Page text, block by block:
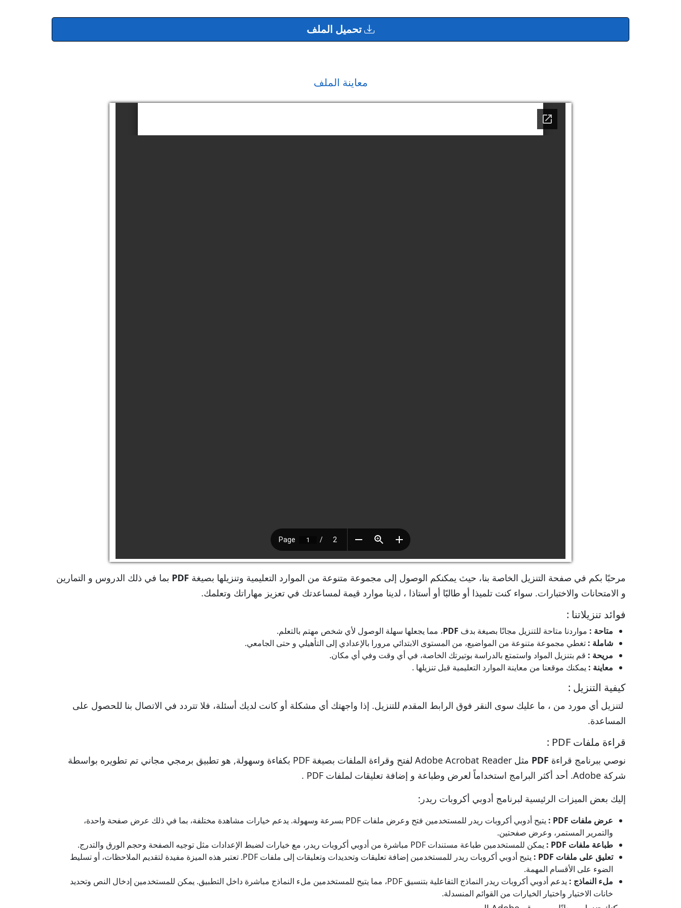
تحميل الملف
معاينة الملف
مرحبًا بكم في صفحة التنزيل الخاصة بنا، حيث يمكنكم الوصول إلى مجموعة متنوعة من الموارد التعليمية وتنزيلها بصيغة PDF بما في ذلك الدروس و التمارين
و الامتحانات والاختبارات. سواء كنت تلميذا أو طالبًا أو أستاذا ، لدينا موارد قيمة لمساعدتك في تعزيز مهاراتك وتعلمك.
فوائد تنزيلاتنا :
متاحة : مواردنا متاحة للتنزيل مجانًا بصيغة بدف PDF، مما يجعلها سهلة الوصول لأي شخص مهتم بالتعلم.
شاملة : تغطي مجموعة متنوعة من المواضيع، من المستوى الابتدائي مرورا بالإعدادي إلى التأهيلي و حتى الجامعي.
مريحة : قم بتنزيل المواد واستمتع بالدراسة بوتيرتك الخاصة، في أي وقت وفي أي مكان.
معاينة : يمكنك موقعنا من معاينة الموارد التعليمية قبل تنزيلها .
كيفية التنزيل :
لتنزيل أي مورد من ، ما عليك سوى النقر فوق الرابط المقدم للتنزيل. إذا واجهتك أي مشكلة أو كانت لديك أسئلة، فلا تتردد في الاتصال بنا للحصول على
المساعدة.
قراءة ملفات PDF :
نوصي ببرنامج قراءة PDF
مثل Adobe Acrobat Reader لفتح وقراءة الملفات بصيغة PDF بكفاءة وسهولة, هو تطبيق برمجي مجاني تم تطويره بواسطة
شركة Adobe. أحد أكثر البرامج استخداماً لعرض وطباعة و إضافة تعليقات لملفات PDF .
إليك بعض الميزات الرئيسية لبرنامج أدوبي أكروبات ريدر:
عرض ملفات PDF :
يتيح أدوبي أكروبات ريدر للمستخدمين فتح وعرض ملفات PDF بسرعة وسهولة. يدعم خيارات مشاهدة مختلفة، بما في ذلك عرض صفحة واحدة،
والتمرير المستمر، وعرض صفحتين.
طباعة ملفات PDF :
يمكن للمستخدمين طباعة مستندات PDF مباشرة من أدوبي أكروبات ريدر، مع خيارات لضبط الإعدادات مثل توجيه الصفحة وحجم الورق والتدرج.
تعليق على ملفات PDF :
يتيح أدوبي أكروبات ريدر للمستخدمين إضافة تعليقات وتحديدات وتعليقات إلى ملفات PDF. تعتبر هذه الميزة مفيدة لتقديم الملاحظات، أو تسليط
الضوء على الأقسام المهمة.
ملء النماذج :
يدعم أدوبي أكروبات ريدر النماذج التفاعلية بتنسيق PDF، مما يتيح للمستخدمين ملء النماذج مباشرة داخل التطبيق. يمكن للمستخدمين إدخال النص وتحديد
خانات الاختيار واختيار الخيارات من القوائم المنسدلة.